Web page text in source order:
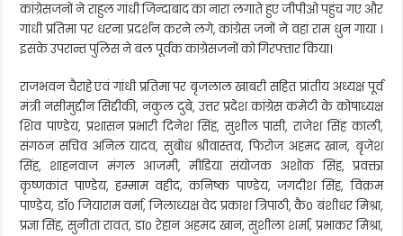
कांग्रेसजनों ने राहुल गांधी जिन्दाबाद का नारा लगाते हुए जीपीओ पहुंच गए और
गांधी प्रतिमा पर धरना प्रदर्शन करने लगे, कांग्रेस जनों ने वहां राम धुन गाया ।
इसके उपरान्त पुलिस ने बल पूर्वक कांग्रेसजनों को गिरफ्तार किया।
राजभवन चैराहे एवं गांधी प्रतिमा पर बृजलाल खाबरी सहित प्रांतीय अध्यक्ष पूर्व
मंत्री नसीमुद्दीन सिद्दीकी, नकुल दुबे, उत्तर प्रदेश कांग्रेस कमेटी के कोषाध्यक्ष
शिव पाण्डेय, प्रशासन प्रभारी दिनेश सिंह, सुशील पासी, राजेश सिंह काली,
संगठन सचिव अनिल यादव, सुबोध श्रीवास्तव, फिरोज अहमद खान, बृजेश
सिंह, शाहनवाज मंगल आजमी, मीडिया संयोजक अशोक सिंह, प्रवक्ता
कृष्णकांत पाण्डेय, हम्माम वहीद, कनिष्क पाण्डेय, जगदीश सिंह, विक्रम
पाण्डेय, डॉ0 जियाराम वर्मा, जिलाध्यक्ष वेद प्रकाश त्रिपाठी, कै0 बंशीधर मिश्रा,
प्रज्ञा सिंह, सुनीता रावत, डा0 रेहान अहमद खान, सुशीला शर्मा, प्रभाकर मिश्रा,